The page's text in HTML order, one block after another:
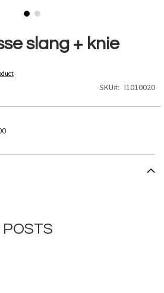
slang + knie
SKU I1010020
POSTS